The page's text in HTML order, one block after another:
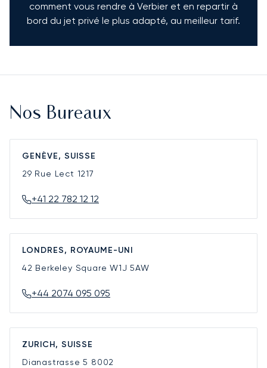
comment vous rendre à Verbier et en repartir à
bord du jet privé le plus adapté, au meilleur tarif.
Nos Bureaux
GENÈVE, SUISSE
29 Rue Lect 1217
+41 22 782 12 12
LONDRES, ROYAUME-UNI
42 Berkeley SquareW1J 5AW
+44 2074 095 095
ZURICH, SUISSE
Dianastrasse 5 8002